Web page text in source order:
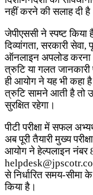
नहीं करने की सलाह दी
जेपीएससी ने स्पष्ट किया
दिव्यांगता, सरकारी
ऑनलाइन अपलोड करना
त्रुटि या गलत जानकारी
ही आयोग ने यह भी कहा
त्रुटि सामने आती है तो
सुरक्षित रहेगा।
पीटी परीक्षा में सफल
अब पूरी तैयारी मुख्य
आयोग ने हेल्पलाइन
से निर्धारित समय-
किया है।